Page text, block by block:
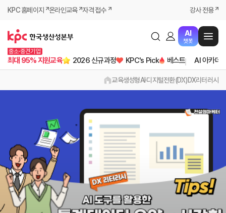
KPC 홈페이지 온라인교육 자격 접수 강사 전용
AI
챗봇
중소·중견기업
최대 95% 지원교육 2026 신규과정 KPC's Pick 베스트 AI 아카데
교육생성형AI·디지털전환(DX)DX리터러시